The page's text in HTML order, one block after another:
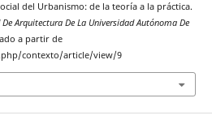
del Urbanismo: de la teoría a la práctica.
De Arquitectura De La Universidad Autónoma De
a partir de
contexto/article/view/9